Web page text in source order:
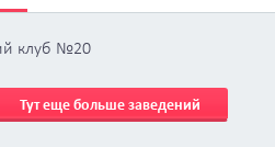
клуб №20
Тут еще больше заведений